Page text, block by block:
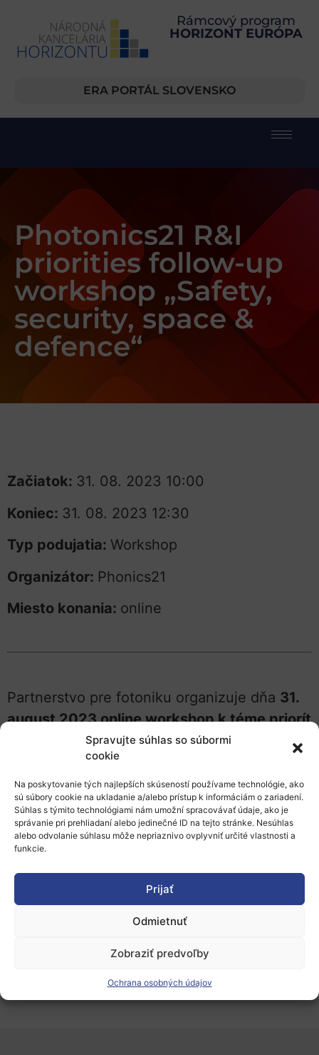
Spravujte súhlas so súbormi
cookie
Na poskytovanie tých najlepších skúseností používame technológie, ako
sú súbory cookie na ukladanie a/alebo prístup k informáciám o zariadení.
Súhlas s týmito technológiami nám umožní spracovávať údaje, ako je
správanie pri prehliadaní alebo jedinečné ID na tejto stránke. Nesúhlas
alebo odvolanie súhlasu môže nepriaznivo ovplyvniť určité vlastnosti a
funkcie.
Prijať
Odmietnuť
Zobraziť predvoľby
Ochrana osobných údajov
Rámcový program
HORIZONT EURÓPA
ERA PORTÁL SLOVENSKO
Photonics21 R&I
priorities follow-up
workshop „Safety,
security, space &
defence“
Začiatok: 31. 08. 2023 10:00
Koniec: 31. 08. 2023 12:30
Typ podujatia: Workshop
Organizátor: Phonics21
Miesto konania: online
Partnerstvo pre fotoniku organizuje dňa 31.
august 2023 online workshop k téme priorít
výskumu a inovácií v oblasti fotoniky
výzvy programu Horizont Európa v
nadchádzajúcich rokoch.
Tematicky sa zameriava najmä na oblasti
bezpečnosti, vesmíru a obrany.
registráciu nájdete na web stránke
, erh, 14.08.2023
Pridať do Google Calendar